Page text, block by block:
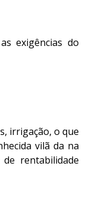
exigências do
irrigação, o que
vilã da na
rentabilidade